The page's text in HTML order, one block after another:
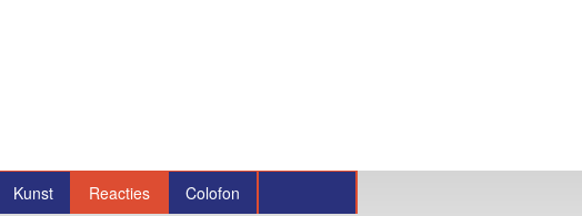
Kunst Reacties Colofon